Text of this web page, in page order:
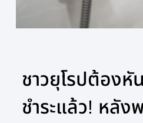
ชาวยุโรปต้องหั
ชำระแล้ว! หลัง